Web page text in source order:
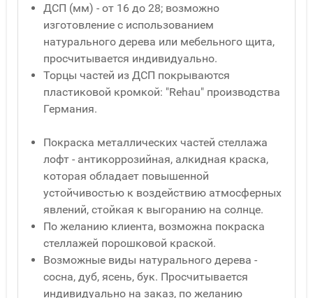
ДСП (мм) - от 16 до 28; возможно
изготовление с использованием
натурального дерева или мебельного щита,
просчитывается индивидуально.
Торцы частей из ДСП покрываются
пластиковой кромкой: "Rehau" производства
Германия.
Покраска металлических частей стеллажа
лофт - антикоррозийная, алкидная краска,
которая обладает повышенной
устойчивостью к воздействию атмосферных
явлений, стойкая к выгоранию на солнце.
По желанию клиента, возможна покраска
стеллажей порошковой краской.
Возможные виды натурального дерева -
сосна, дуб, ясень, бук. Просчитывается
индивидуально на заказ, по желанию